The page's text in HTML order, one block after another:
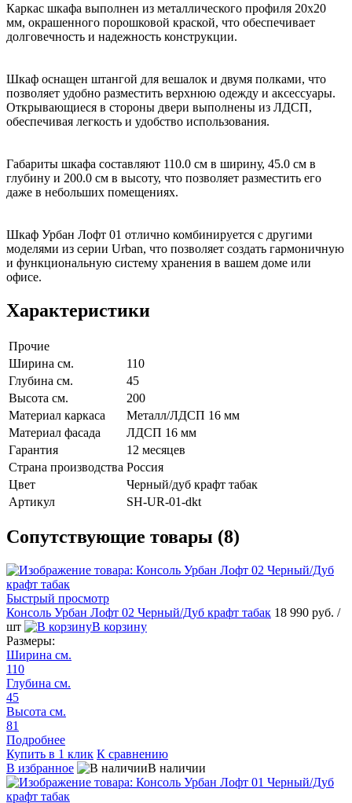
Каркас шкафа выполнен из металлического профиля 20х20
мм, окрашенного порошковой краской, что обеспечивает
долговечность и надежность конструкции.
Шкаф оснащен штангой для вешалок и двумя полками, что
позволяет удобно разместить верхнюю одежду и аксессуары.
Открывающиеся в стороны двери выполнены из ЛДСП,
обеспечивая легкость и удобство использования.
Габариты шкафа составляют 110.0 см в ширину, 45.0 см в
глубину и 200.0 см в высоту, что позволяет разместить его
даже в небольших помещениях.
Шкаф Урбан Лофт 01 отлично комбинируется с другими
моделями из серии Urban, что позволяет создать гармоничную
и функциональную систему хранения в вашем доме или
офисе.
Характеристики
Прочие
Ширина см.
110
Глубина см.
45
Высота см.
200
Материал каркаса
Металл/ЛДСП 16 мм
Материал фасада
ЛДСП 16 мм
Гарантия
12 месяцев
Страна производства Россия
Цвет
Черный/дуб крафт табак
Артикул
SH-UR-01-dkt
Сопутствующие товары (8)
Быстрый просмотр
Консоль Урбан Лофт 02 Черный/Дуб крафт табак 18 990 руб. /
шт
В корзину
Размеры:
Ширина см.
110
Глубина см.
45
Высота см.
81
Подробнее
Купить в 1 клик К сравнению
В избранное
В наличии